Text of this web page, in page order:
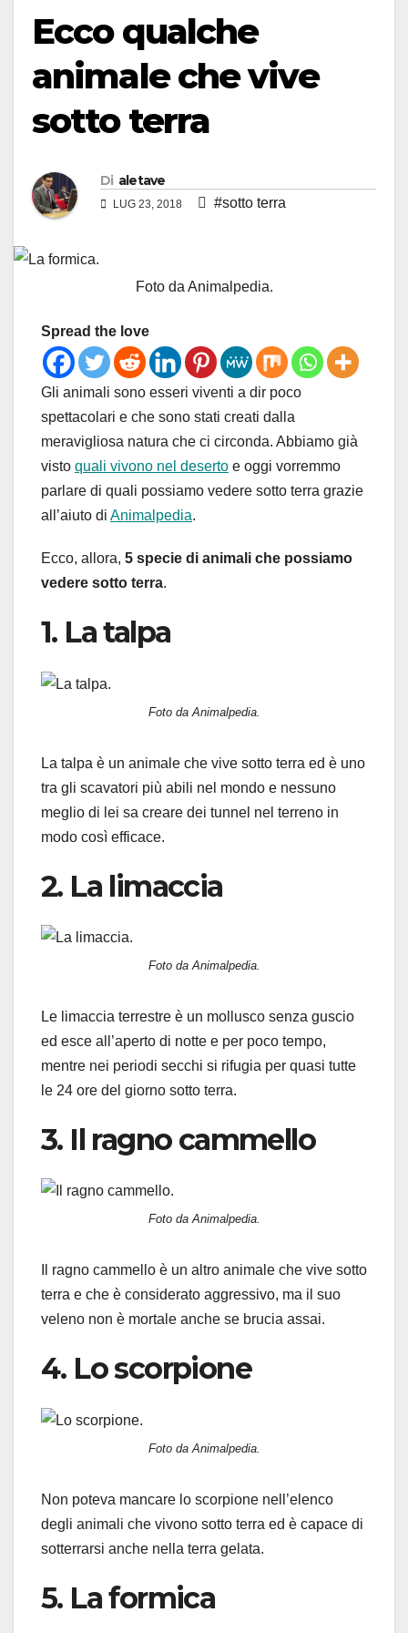
Ecco qualche
animale che vive
sotto terra
Di aletave
LUG 23, 2018 #sotto terra
Foto da Animalpedia.
Spread the love
Gli animali sono esseri viventi a dir poco
spettacolari e che sono stati creati dalla
meravigliosa natura che ci circonda. Abbiamo già
visto quali vivono nel deserto e oggi vorremmo
parlare di quali possiamo vedere sotto terra grazie
all’aiuto di Animalpedia.
Ecco, allora, 5 specie di animali che possiamo
vedere sotto terra.
1. La talpa
Foto da Animalpedia.
La talpa è un animale che vive sotto terra ed è uno
tra gli scavatori più abili nel mondo e nessuno
meglio di lei sa creare dei tunnel nel terreno in
modo così efficace.
2. La limaccia
Foto da Animalpedia.
Le limaccia terrestre è un mollusco senza guscio
ed esce all’aperto di notte e per poco tempo,
mentre nei periodi secchi si rifugia per quasi tutte
le 24 ore del giorno sotto terra.
3. Il ragno cammello
Foto da Animalpedia.
Il ragno cammello è un altro animale che vive sotto
terra e che è considerato aggressivo, ma il suo
veleno non è mortale anche se brucia assai.
4. Lo scorpione
Foto da Animalpedia.
Non poteva mancare lo scorpione nell’elenco
degli animali che vivono sotto terra ed è capace di
sotterrarsi anche nella terra gelata.
5. La formica